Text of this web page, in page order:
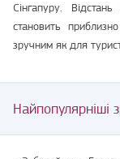
Сінгапуру.
становить
зручним як для
Найпопулярніші